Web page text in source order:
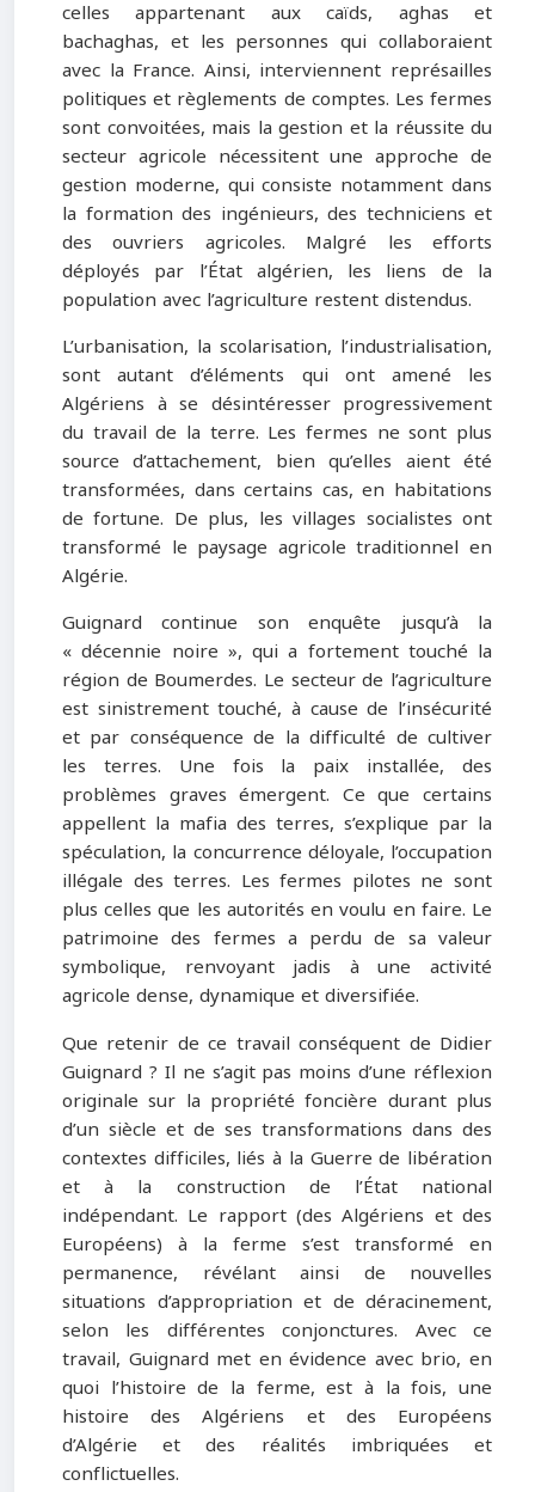
celles appartenant aux caïds, aghas et
bachaghas, et les personnes qui collaboraient
avec la France. Ainsi, interviennent représailles
politiques et règlements de comptes. Les fermes
sont convoitées, mais la gestion et la réussite du
secteur agricole nécessitent une approche de
gestion moderne, qui consiste notamment dans
la formation des ingénieurs, des techniciens et
des ouvriers agricoles. Malgré les efforts
déployés par l’État algérien, les liens de la
population avec l’agriculture restent distendus.
L’urbanisation, la scolarisation, l’industrialisation,
sont autant d’éléments qui ont amené les
Algériens à se désintéresser progressivement
du travail de la terre. Les fermes ne sont plus
source d’attachement, bien qu’elles aient été
transformées, dans certains cas, en habitations
de fortune. De plus, les villages socialistes ont
transformé le paysage agricole traditionnel en
Algérie.
Guignard continue son enquête jusqu’à la
« décennie noire », qui a fortement touché la
région de Boumerdes. Le secteur de l’agriculture
est sinistrement touché, à cause de l’insécurité
et par conséquence de la difficulté de cultiver
les terres. Une fois la paix installée, des
problèmes graves émergent. Ce que certains
appellent la mafia des terres, s’explique par la
spéculation, la concurrence déloyale, l’occupation
illégale des terres. Les fermes pilotes ne sont
plus celles que les autorités en voulu en faire. Le
patrimoine des fermes a perdu de sa valeur
symbolique, renvoyant jadis à une activité
agricole dense, dynamique et diversifiée.
Que retenir de ce travail conséquent de Didier
Guignard ? Il ne s’agit pas moins d’une réflexion
originale sur la propriété foncière durant plus
d’un siècle et de ses transformations dans des
contextes difficiles, liés à la Guerre de libération
et à la construction de l’État national
indépendant. Le rapport (des Algériens et des
Européens) à la ferme s’est transformé en
permanence, révélant ainsi de nouvelles
situations d’appropriation et de déracinement,
selon les différentes conjonctures. Avec ce
travail, Guignard met en évidence avec brio, en
quoi l’histoire de la ferme, est à la fois, une
histoire des Algériens et des Européens
d’Algérie et des réalités imbriquées et
conflictuelles.